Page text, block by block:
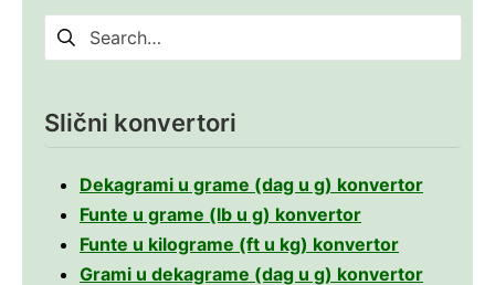
Pretraga
za:
Slični konvertori
Dekagrami u grame (dag u g) konvertor
Funte u grame (lb u g) konvertor
Funte u kilograme (ft u kg) konvertor
Grami u dekagrame (dag u g) konvertor